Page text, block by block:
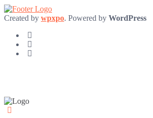
Created by wpxpo. Powered by WordPress